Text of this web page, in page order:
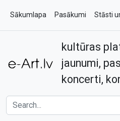
Sākumlapa Pasākumi Stāsti
Kontakti
kultūras
jaunumi,
koncerti,